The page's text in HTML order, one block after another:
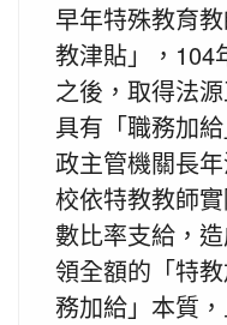
早年特殊教育
教津貼」，104
之後，取得法
具有「職務加
政主管機關長
校依特教教師
數比率支給，
領全額的「特
務加給」本質